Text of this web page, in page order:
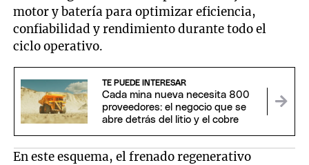
motor y batería para optimizar eficiencia,
confiabilidad y rendimiento durante todo el
ciclo operativo.
TE PUEDE INTERESAR
Cada mina nueva necesita 800
proveedores: el negocio que se
abre detrás del litio y el cobre
En este esquema, el frenado regenerativo